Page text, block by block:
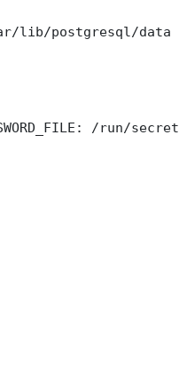
lib/postgresql/data
/run/